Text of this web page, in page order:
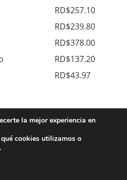
RD$257.10
RD$239.80
RD$378.00
RD$137.20
RD$43.97
Venta
la mejor experiencia en
cookies utilizamos o
.